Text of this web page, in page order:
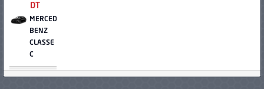
DT
MERCEDES-
BENZ
CLASSE
C